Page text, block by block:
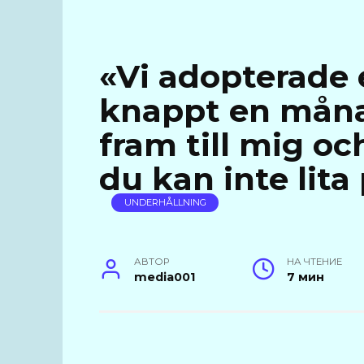
«Vi
knappt en
fram till mig
du kan inte lita
UNDERHÅLLNING
АВТОР
media001
НА ЧТЕНИЕ
7 мин